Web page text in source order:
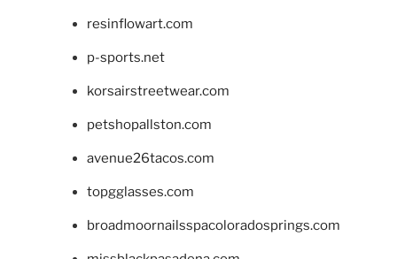
resinflowart.com
p-sports.net
korsairstreetwear.com
petshopallston.com
avenue26tacos.com
topgglasses.com
broadmoornailsspacoloradosprings.com